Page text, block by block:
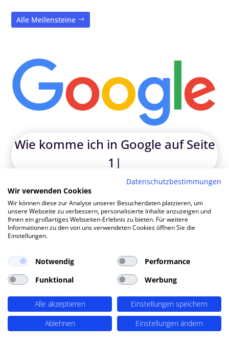
Alle Meilensteine
Wi |
TOP SEO DURCH DYNAMISCHE INHALTE
SEO-Agentur Balingen ?
PERIMETRIK®!
PERIMETRIK® hat eine besonders erfolgreiche SEO
abdeckt: Recherche und Konzeption, technische
Optimierung, redaktionellen Support und regelmäßiges
SEO Monitoring. Unsere SEO-Leistungen umfassen u.A.:
SEO-Analysen und Keyword Recherche (OnPage SEO
Analysen, Keyword Recherchen, Mitbewerber-Analyse,
detaillierte Keyword Analysen), Entwicklung von
Datenschutzbestimmungen
Wir verwenden Cookies
Wir können diese zur Analyse unserer Besucherdaten platzieren, um
unsere Webseite zu verbessern, personalisierte Inhalte anzuzeigen und
Ihnen ein großartiges Webseiten-Erlebnis zu bieten. Für weitere
Informationen zu den von uns verwendeten Cookies öffnen Sie die
Einstellungen.
Notwendig
Performance
Funktional
Werbung
Alle akzeptieren
Einstellungen speichern
Ablehnen
Einstellungen ändern